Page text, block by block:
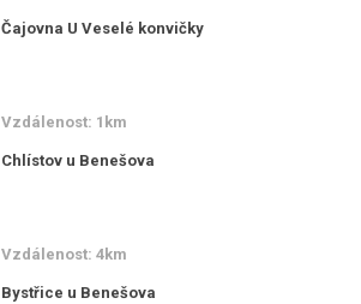
Čajovna U Veselé konvičky
Vzdálenost: 1km
Chlístov u Benešova
Vzdálenost: 4km
Bystřice u Benešova